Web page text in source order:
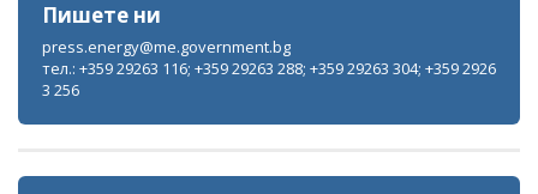
Пишете ни
press.energy@me.government.bg
тел.: +359 29263 116; +359 29263 288; +359 29263 304; +359 2926
3 256